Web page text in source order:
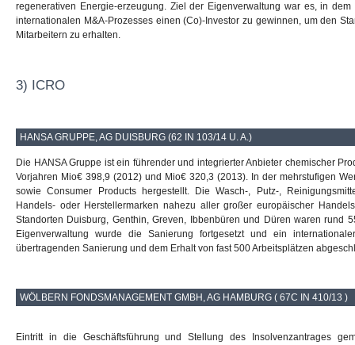
regenerativen Energie-erzeugung. Ziel der Eigenverwaltung war es, in
internationalen M&A-Prozesses einen (Co)-Investor zu gewinnen, um den
Mitarbeitern zu erhalten.
3) ICRO
HANSA GRUPPE, AG DUISBURG (62 IN 103/14 U. A.)
Die HANSA Gruppe ist ein führender und integrierter Anbieter chemischer
Vorjahren Mio€ 398,9 (2012) und Mio€ 320,3 (2013). In der mehrstufigen
sowie Consumer Products hergestellt. Die Wasch-, Putz-,
Handels- oder Herstellermarken nahezu aller großer europäischer
Standorten Duisburg, Genthin, Greven, Ibbenbüren und Düren waren rund
Eigenverwaltung wurde die Sanierung fortgesetzt und ein
übertragenden Sanierung und dem Erhalt von fast 500 Arbeitsplätzen
WÖLBERN FONDSMANAGEMENT GMBH, AG HAMBURG ( 67C IN 410/13 )
Eintritt in die Geschäftsführung und Stellung des Insolvenzantrages